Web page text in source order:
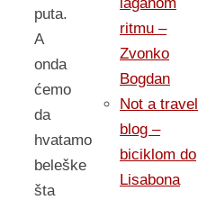
puta.
A
onda
ćemo
da
hvatamo
beleške
šta
ritmu –
Zvonko
Bogdan
Not a travel
blog –
biciklom do
Lisabona